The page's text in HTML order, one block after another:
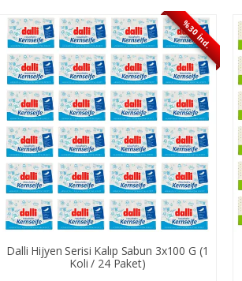
%30 İnd.
Dalli Hijyen Serisi Kalıp Sabun 3x100 G (1
Koli / 24 Paket)